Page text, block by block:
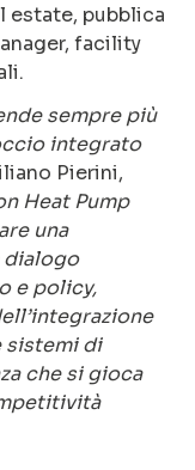
pubblica
facility
sempre più
integrato
Pierini,
Heat Pump
una
dialogo
e policy,
sistemi di
che si gioca